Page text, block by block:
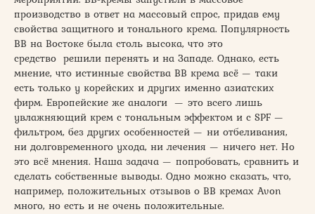
производство в ответ на массовый спрос, придав ему
свойства защитного и тонального крема. Популярность
ВВ на Востоке была столь высока, что это
средство решили перенять и на Западе. Однако, есть
мнение, что истинные свойства BB крема всё — таки
есть только у корейских и других именно азиатских
фирм. Европейские же аналоги — это всего лишь
увлажняющий крем с тональным эффектом и с SPF —
фильтром, без других особенностей — ни отбеливания,
ни долговременного ухода, ни лечения — ничего нет. Но
это всё мнения. Наша задача — попробовать, сравнить и
сделать собственные выводы. Одно можно сказать, что,
например, положительных отзывов о ВВ кремах Avon
много, но есть и не очень положительные.